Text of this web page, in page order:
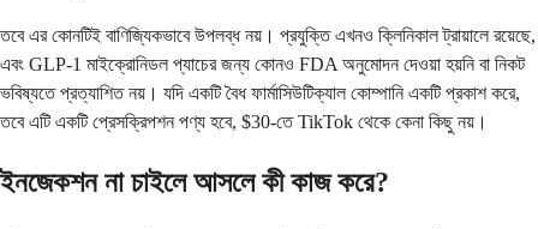
তবে এর কোনটিই বাণিজ্যিকভাবে উপলব্ধ নয়। প্রযুক্তি এখনও ক্লিনিকাল ট্রায়ালে রয়েছে,
এবং GLP-1 মাইক্রোনিডল প্যাচের জন্য কোনও FDA অনুমোদন দেওয়া হয়নি বা নিকট
ভবিষ্যতে প্রত্যাশিত নয়। যদি একটি বৈধ ফার্মাসিউটিক্যাল কোম্পানি একটি প্রকাশ করে,
তবে এটি একটি প্রেসক্রিপশন পণ্য হবে, $30-তে TikTok থেকে কেনা কিছু নয়।
ইনজেকশন না চাইলে আসলে কী কাজ করে?